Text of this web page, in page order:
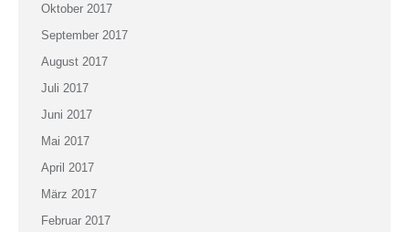
Oktober 2017
September 2017
August 2017
Juli 2017
Juni 2017
Mai 2017
April 2017
März 2017
Februar 2017